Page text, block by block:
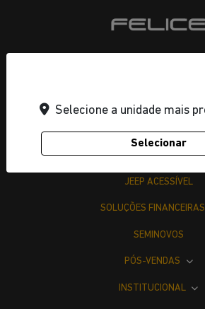
OFERTAS
VENDAS DIRETAS
JEEP ACESSÍVEL
SOLUÇÕES FINANCEIRAS
SEMINOVOS
PÓS-VENDAS
INSTITUCIONAL
Selecione a unidade mais
Selecionar